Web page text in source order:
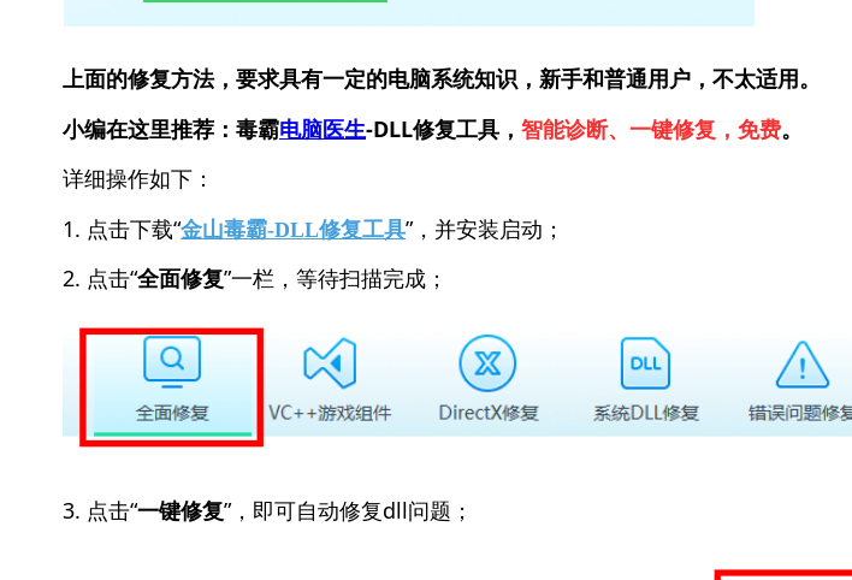
上面的修复方法，要求具有一定的电脑系统知识，新手和普通用户，不太适用。
小编在这里推荐：毒霸电脑医生-DLL修复工具， 智能诊断、一键修复，免费。
详细操作如下：
1. 点击下载“金山毒霸-DLL修复工具”，并安装启动；
2. 点击“全面修复”一栏，等待扫描完成；
3. 点击“一键修复”，即可自动修复dll问题；